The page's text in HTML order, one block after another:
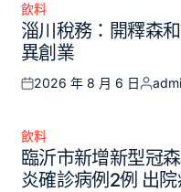
Posted
in
飲料
淄川稅務：開釋森
異創業
Posted
2026 年 8 月 6 日
Posted
Posted
in
飲料
臨沂市新增新型冠
炎確診病例2例 出院